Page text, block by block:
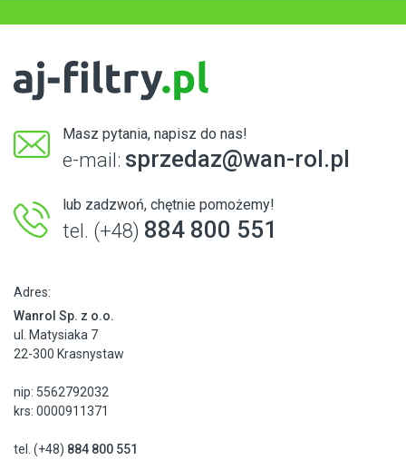
Masz pytania, napisz do nas!
e-mail: sprzedaz@wan-rol.pl
lub zadzwoń, chętnie pomożemy!
tel. (+48) 884 800 551
Adres:
Wanrol Sp. z o.o.
ul. Matysiaka 7
22-300 Krasnystaw
nip: 5562792032
krs: 0000911371
tel. (+48) 884 800 551